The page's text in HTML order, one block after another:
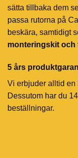
sätta tillbaka dem
passa rutorna på
beskära, samtidigt
monteringskit
5 års
Vi erbjuder alltid en
Dessutom har du
beställningar.